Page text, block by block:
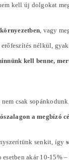
kell új dolgokat
, vagy
nélkül,
kell benne,
csak
a megbízó
senkit, így
esetben akár 10-15%